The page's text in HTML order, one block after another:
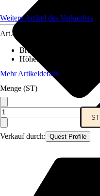
Verkauf durch: Quest Profile
Weitere Artikel des Verkäufers
Art.-Nr.
Breite
Höhe:
Mehr Artikeldetails
Menge (ST)
ST